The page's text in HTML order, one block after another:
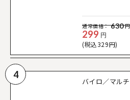
通常価格： 630
299 円
(税込329円)
4
バイロ／マル